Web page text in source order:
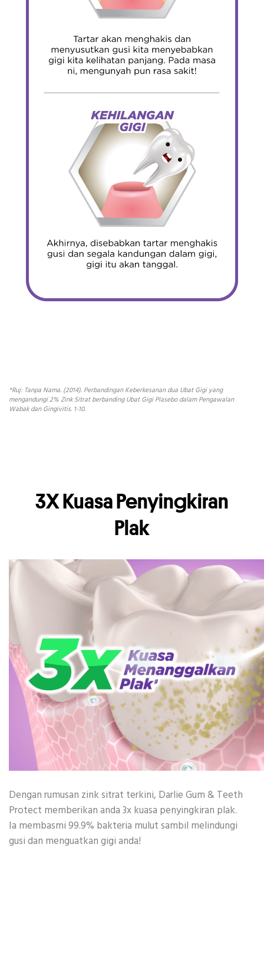
*Ruj: Tanpa Nama. (2014). Perbandingan Keberkesanan dua Ubat Gigi yang
mengandungi 2% Zink Sitrat berbanding Ubat Gigi Plasebo dalam Pengawalan
Wabak dan Gingivitis. 1-10.
3X Kuasa Penyingkiran
Plak
Dengan rumusan zink sitrat terkini, Darlie Gum & Teeth
Protect memberikan anda 3x kuasa penyingkiran plak.
Ia membasmi 99.9% bakteria mulut sambil melindungi
gusi dan menguatkan gigi anda!